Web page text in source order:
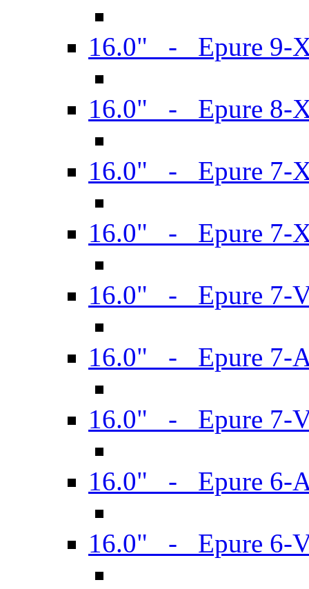
16.0" - Epure 9-
16.0" - Epure 8-
16.0" - Epure 7-
16.0" - Epure 7-
16.0" - Epure 7-
16.0" - Epure 7-
16.0" - Epure 7-
16.0" - Epure 6-
16.0" - Epure 6-